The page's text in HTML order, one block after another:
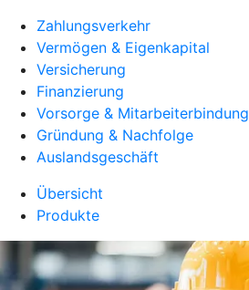
Zahlungsverkehr
Vermögen & Eigenkapital
Versicherung
Finanzierung
Vorsorge & Mitarbeiterbindung
Gründung & Nachfolge
Auslandsgeschäft
Übersicht
Produkte